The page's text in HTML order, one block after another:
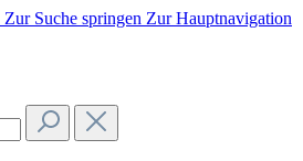
Zur Suche springen Zur Hauptnavigation